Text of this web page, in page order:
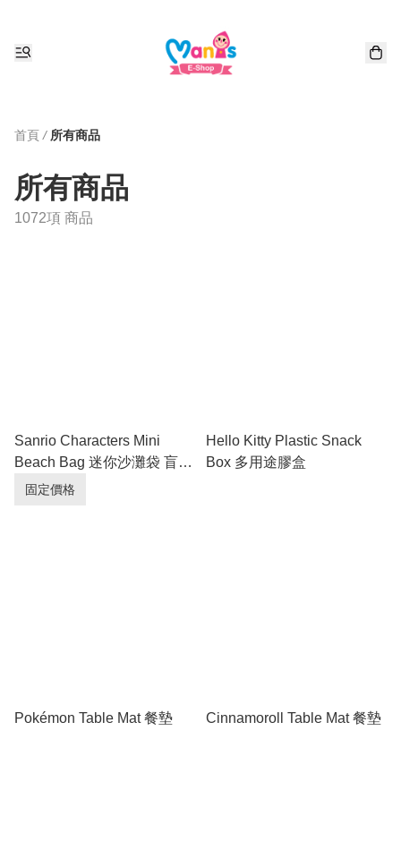
首頁 / 所有商品
所有商品
1072項 商品
Sanrio Characters Mini
Beach Bag 迷你沙灘袋 盲盒
(Full box 原盒 - 6pcs/box)
固定價格
Hello Kitty Plastic Snack
Box 多用途膠盒
Pokémon Table Mat 餐墊 Cinnamoroll Table Mat 餐墊